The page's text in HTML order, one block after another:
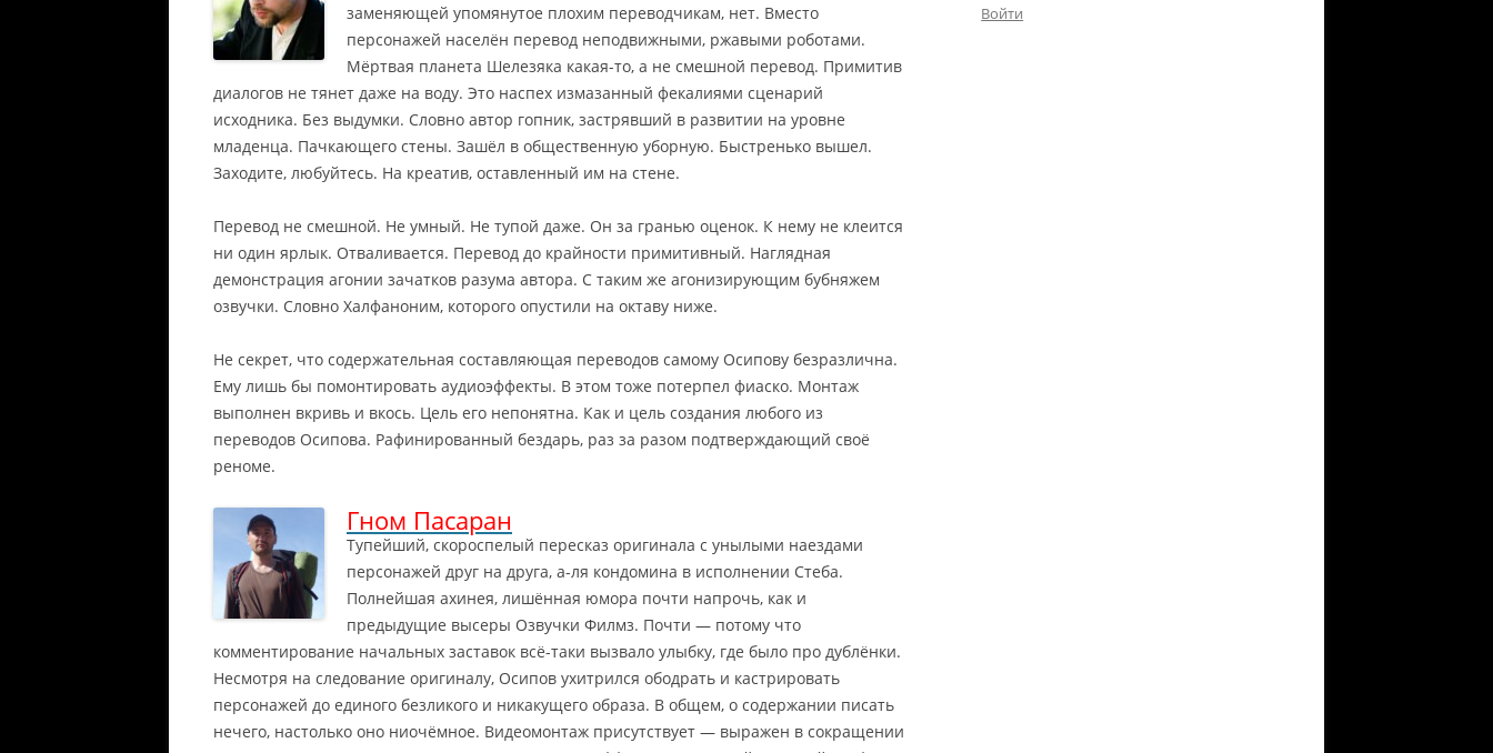
заменяющей упомянутое плохим переводчикам, нет. Вместо
персонажей населён перевод неподвижными, ржавыми роботами.
Мёртвая планета Шелезяка какая-то, а не смешной перевод. Примитив
диалогов не тянет даже на воду. Это наспех измазанный фекалиями сценарий
исходника. Без выдумки. Словно автор гопник, застрявший в развитии на уровне
младенца. Пачкающего стены. Зашёл в общественную уборную. Быстренько вышел.
Заходите, любуйтесь. На креатив, оставленный им на стене.
Перевод не смешной. Не умный. Не тупой даже. Он за гранью оценок. К нему не клеится
ни один ярлык. Отваливается. Перевод до крайности примитивный. Наглядная
демонстрация агонии зачатков разума автора. С таким же агонизирующим бубняжем
озвучки. Словно Халфаноним, которого опустили на октаву ниже.
Не секрет, что содержательная составляющая переводов самому Осипову безразлична.
Ему лишь бы помонтировать аудиоэффекты. В этом тоже потерпел фиаско. Монтаж
выполнен вкривь и вкось. Цель его непонятна. Как и цель создания любого из
переводов Осипова. Рафинированный бездарь, раз за разом подтверждающий своё
реноме.
Гном Пасаран
Тупейший, скороспелый пересказ оригинала с унылыми наездами
персонажей друг на друга, а-ля кондомина в исполнении Стеба.
Полнейшая ахинея, лишённая юмора почти напрочь, как и
предыдущие высеры Озвучки Филмз. Почти — потому что
комментирование начальных заставок всё-таки вызвало улыбку, где было про дублёнки.
Несмотря на следование оригиналу, Осипов ухитрился ободрать и кастрировать
персонажей до единого безликого и никакущего образа. В общем, о содержании писать
нечего, настолько оно ниочёмное. Видеомонтаж присутствует — выражен в сокращении
Войти